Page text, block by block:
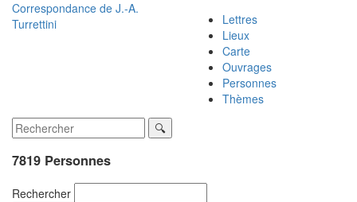
Correspondance de J.-A.
Turrettini
Lettres
Lieux
Carte
Ouvrages
Personnes
Thèmes
7819 Personnes
Rechercher